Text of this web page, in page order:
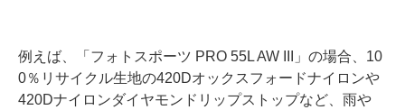
例えば、「フォトスポーツ PRO 55L AW III」の場合、10
0％リサイクル生地の420Dオックスフォードナイロンや
420Dナイロンダイヤモンドリップストップなど、雨や